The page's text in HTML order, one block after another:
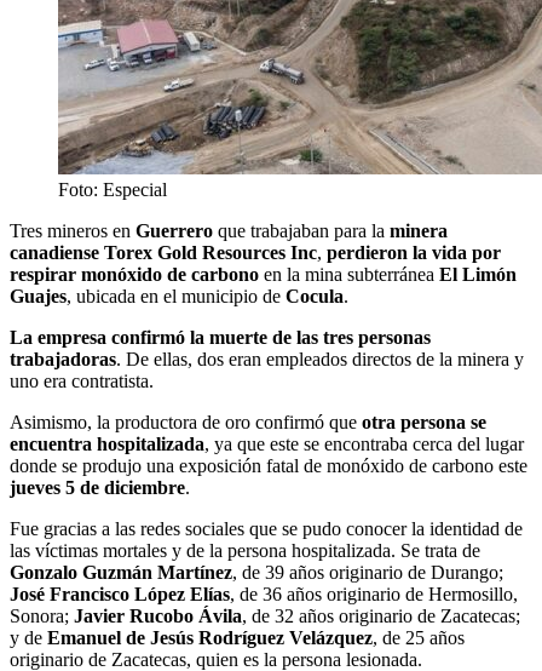
Foto: Especial
Tres mineros en Guerrero que trabajaban para la minera
canadiense Torex Gold Resources Inc, perdieron la vida por
respirar monóxido de carbono en la mina subterránea El Limón
Guajes, ubicada en el municipio de Cocula.
La empresa confirmó la muerte de las tres personas
trabajadoras. De ellas, dos eran empleados directos de la minera y
uno era contratista.
Asimismo, la productora de oro confirmó que otra persona se
encuentra hospitalizada, ya que este se encontraba cerca del lugar
donde se produjo una exposición fatal de monóxido de carbono este
jueves 5 de diciembre.
Fue gracias a las redes sociales que se pudo conocer la identidad de
las víctimas mortales y de la persona hospitalizada. Se trata de
Gonzalo Guzmán Martínez, de 39 años originario de Durango;
José Francisco López Elías, de 36 años originario de Hermosillo,
Sonora; Javier Rucobo Ávila, de 32 años originario de Zacatecas;
y de Emanuel de Jesús Rodríguez Velázquez, de 25 años
originario de Zacatecas, quien es la persona lesionada.